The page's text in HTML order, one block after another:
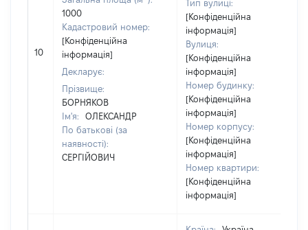
10
1000
Кадастровий номер:
[Конфіденційна
інформація]
Декларує:
Прізвище:
БОРНЯКОВ
Ім'я:
ОЛЕКСАНДР
По батькові (за
наявності):
СЕРГІЙОВИЧ
Тип вулиці:
[Конфіденційна
інформація]
Вулиця:
[Конфіденційна
інформація]
Номер будинку:
[Конфіденційна
інформація]
Номер корпусу:
[Конфіденційна
інформація]
Номер квартири:
[Конфіденційна
інформація]